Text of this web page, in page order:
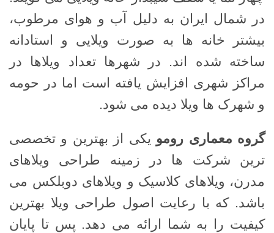
در شمال ایران به دلیل آب و هوای مرطوب،
بیشتر خانه ها به صورت ویلایی و استادانه
ساخته شده اند. در شهرها تعداد ویلاها در
مراکز شهری افزایش یافته است اما در حومه
و شهرک ها ویلا دیده می شود.
گروه معماری رومو یکی از بهترین و تخصصی
ترین شرکت ها در زمینه طراحی ویلاهای
مدرن، ویلاهای کلاسیک و ویلاهای دوبلکس می
باشد. که با رعایت اصول طراحی ویلا بهترین
کیفیت را به شما ارائه می دهد. پس تا پایان